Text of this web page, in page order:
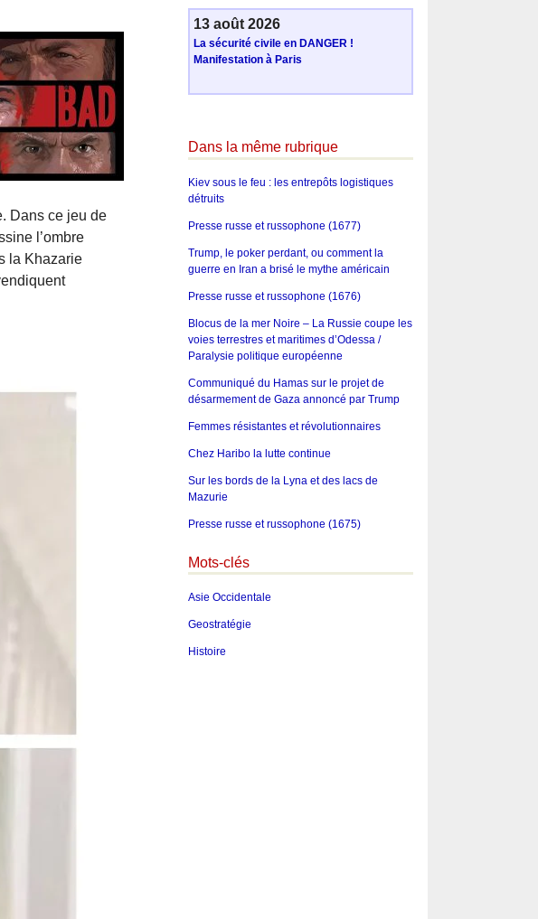
Dans ce jeu de
l’ombre
la Khazarie
13 août 2026
La sécurité civile en DANGER !
Manifestation à Paris
Dans la même rubrique
Kiev sous le feu : les entrepôts logistiques
détruits
Presse russe et russophone (1677)
Trump, le poker perdant, ou comment la
guerre en Iran a brisé le mythe américain
Presse russe et russophone (1676)
Blocus de la mer Noire – La Russie coupe les
voies terrestres et maritimes d’Odessa /
Paralysie politique européenne
Communiqué du Hamas sur le projet de
désarmement de Gaza annoncé par Trump
Femmes résistantes et révolutionnaires
Chez Haribo la lutte continue
Sur les bords de la Lyna et des lacs de
Mazurie
Presse russe et russophone (1675)
Mots-clés
Asie Occidentale
Geostratégie
Histoire